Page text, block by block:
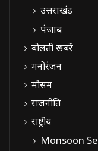
उत्तराखंड
पंजाब
बोलती खबरें
मनोरंजन
मौसम
राजनीति
राष्ट्रीय
Monsoon